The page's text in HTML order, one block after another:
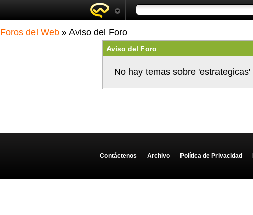
Foros del Web » Aviso del Foro
Aviso del Foro
No hay temas sobre 'estrategicas'
Contáctenos - Archivo - Política de Privacidad -